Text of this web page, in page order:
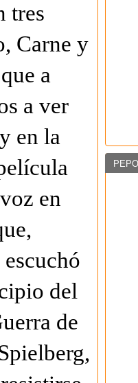
tres
Carne y
a
a ver
en la
en
del
de